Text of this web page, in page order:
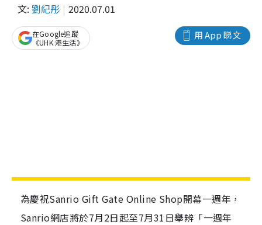
文: 劉紀彤 2020.07.01
用 App 睇文
在Google追蹤
《UHK 港生活》
為慶祝Sanrio Gift Gate Online Shop開幕一週年，
Sanrio網店將於7月2日起至7月31日舉辨「一週年